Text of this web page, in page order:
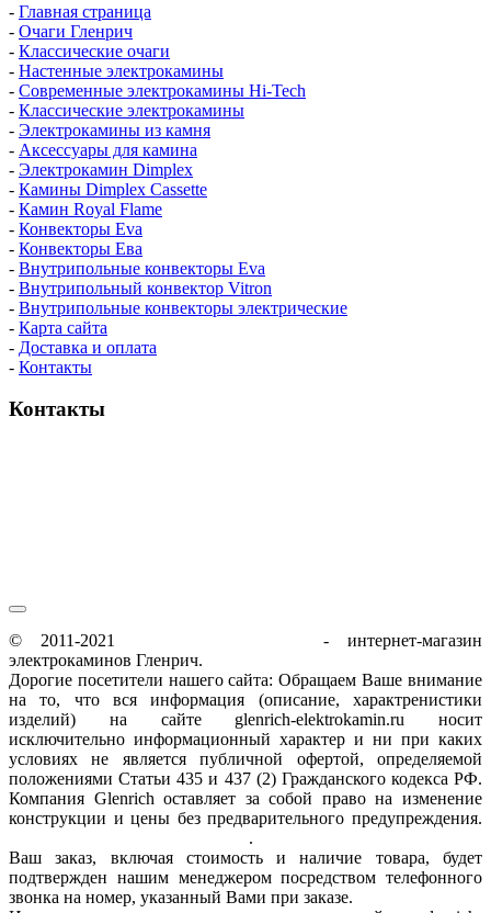
- Главная страница
- Очаги Гленрич
- Классические очаги
- Настенные электрокамины
- Современные электрокамины Hi-Tech
- Классические электрокамины
- Электрокамины из камня
- Аксессуары для камина
- Электрокамин Dimplex
- Камины Dimplex Cassette
- Камин Royal Flame
- Конвекторы Eva
- Конвекторы Ева
- Внутрипольные конвекторы Eva
- Внутрипольный конвектор Vitron
- Внутрипольные конвекторы электрические
- Карта сайта
- Доставка и оплата
- Контакты
Контакты
© 2011-2021
- интернет-магазин
электрокаминов Гленрич.
Дорогие посетители нашего сайта: Обращаем Ваше внимание
на то, что вся информация (описание, характренистики
изделий) на сайте glenrich-elektrokamin.ru носит
исключительно информационный характер и ни при каких
условиях не является публичной офертой, определяемой
положениями Статьи 435 и 437 (2) Гражданского кодекса РФ.
Компания Glenrich оставляет за собой право на изменение
конструкции и цены без предварительного предупреждения.
.
Ваш заказ, включая стоимость и наличие товара, будет
подтвержден нашим менеджером посредством телефонного
звонка на номер, указанный Вами при заказе.